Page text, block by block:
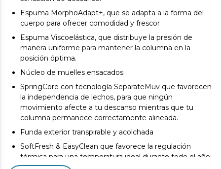
Espuma MorphoAdapt+, que se adapta a la forma del
cuerpo para ofrecer comodidad y frescor
Espuma Viscoelástica, que distribuye la presión de
manera uniforme para mantener la columna en la
posición óptima.
Núcleo de muelles ensacados
SpringCore con tecnología SeparateMuv que favorecen
la independencia de lechos, para que ningún
movimiento afecte a tu descanso mientras que tu
columna permanece correctamente alineada.
Funda exterior transpirable y acolchada
SoftFresh & EasyClean que favorece la regulación
térmica para una temperatura ideal durante todo el año,
además de poder lavarse.